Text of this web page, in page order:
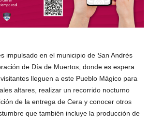
impulsado en el municipio de San Andrés
de Día de Muertos, donde es espera
lleguen a este Pueblo Mágico para
altares, realizar un recorrido nocturno
de la entrega de Cera y conocer otros
que también incluye la producción de